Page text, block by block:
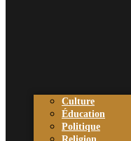
Culture
Éducation
Politique